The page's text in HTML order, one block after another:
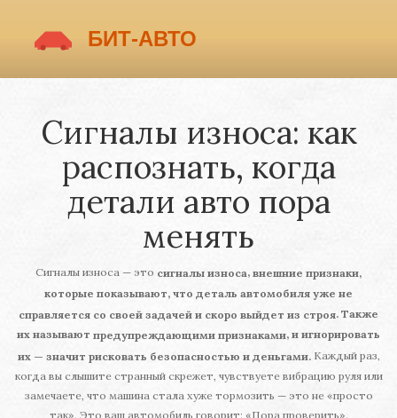
Сигналы износа: как
распознать, когда
детали авто пора
менять
Сигналы износа — это сигналы износа, внешние признаки,
которые показывают, что деталь автомобиля уже не
справляется со своей задачей и скоро выйдет из строя. Также
их называют предупреждающими признаками, и игнорировать
их — значит рисковать безопасностью и деньгами. Каждый раз,
когда вы слышите странный скрежет, чувствуете вибрацию руля или
замечаете, что машина стала хуже тормозить — это не «просто
так». Это ваш автомобиль говорит: «Пора проверить».